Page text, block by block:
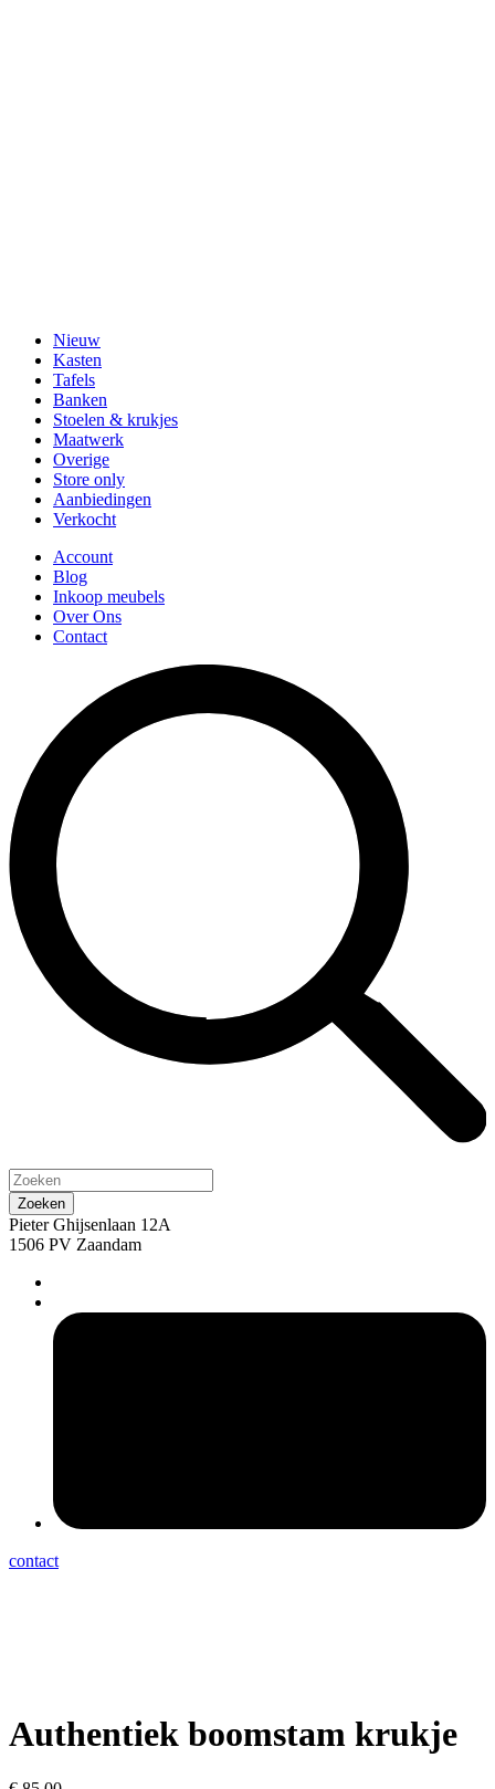
Nieuw
Kasten
Tafels
Banken
Stoelen & krukjes
Maatwerk
Overige
Store only
Aanbiedingen
Verkocht
Account
Blog
Inkoop meubels
Over Ons
Contact
Pieter Ghijsenlaan 12A
1506 PV Zaandam
contact
Authentiek boomstam krukje